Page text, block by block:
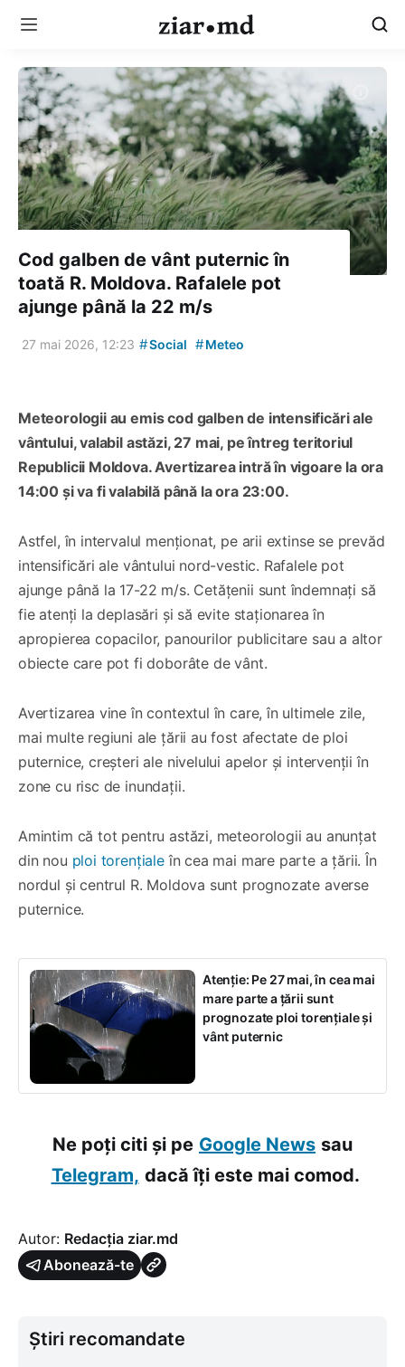
Cod galben de vânt puternic în
toată R. Moldova. Rafalele pot
ajunge până la 22 m/s
27 mai 2026, 12:23 #Social #Meteo
Meteorologii au emis cod galben de intensificări ale
vântului, valabil astăzi, 27 mai, pe întreg teritoriul
Republicii Moldova. Avertizarea intră în vigoare la ora
14:00 și va fi valabilă până la ora 23:00.
Astfel, în intervalul menționat, pe arii extinse se prevăd
intensificări ale vântului nord-vestic. Rafalele pot
ajunge până la 17-22 m/s. Cetățenii sunt îndemnați să
fie atenți la deplasări și să evite staționarea în
apropierea copacilor, panourilor publicitare sau a altor
obiecte care pot fi doborâte de vânt.
Avertizarea vine în contextul în care, în ultimele zile,
mai multe regiuni ale țării au fost afectate de ploi
puternice, creșteri ale nivelului apelor și intervenții în
zone cu risc de inundații.
Amintim că tot pentru astăzi, meteorologii au anunțat
din nou ploi torențialeîn cea mai mare parte a țării. În
nordul și centrul R. Moldova sunt prognozate averse
puternice.
Atenție: Pe 27 mai, în cea mai
mare parte a țării sunt
prognozate ploi torențiale și
vânt puternic
Ne poți citi și pe Google News sau
Telegram, dacă îți este mai comod.
Autor: Redacția ziar.md
Abonează-te
Știri recomandate